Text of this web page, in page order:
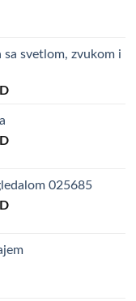
sa svetlom, zvukom i
Current
4,690.00 RSD.
Current
1,990.00 RSD.
025685
Current
3,690.00 RSD.